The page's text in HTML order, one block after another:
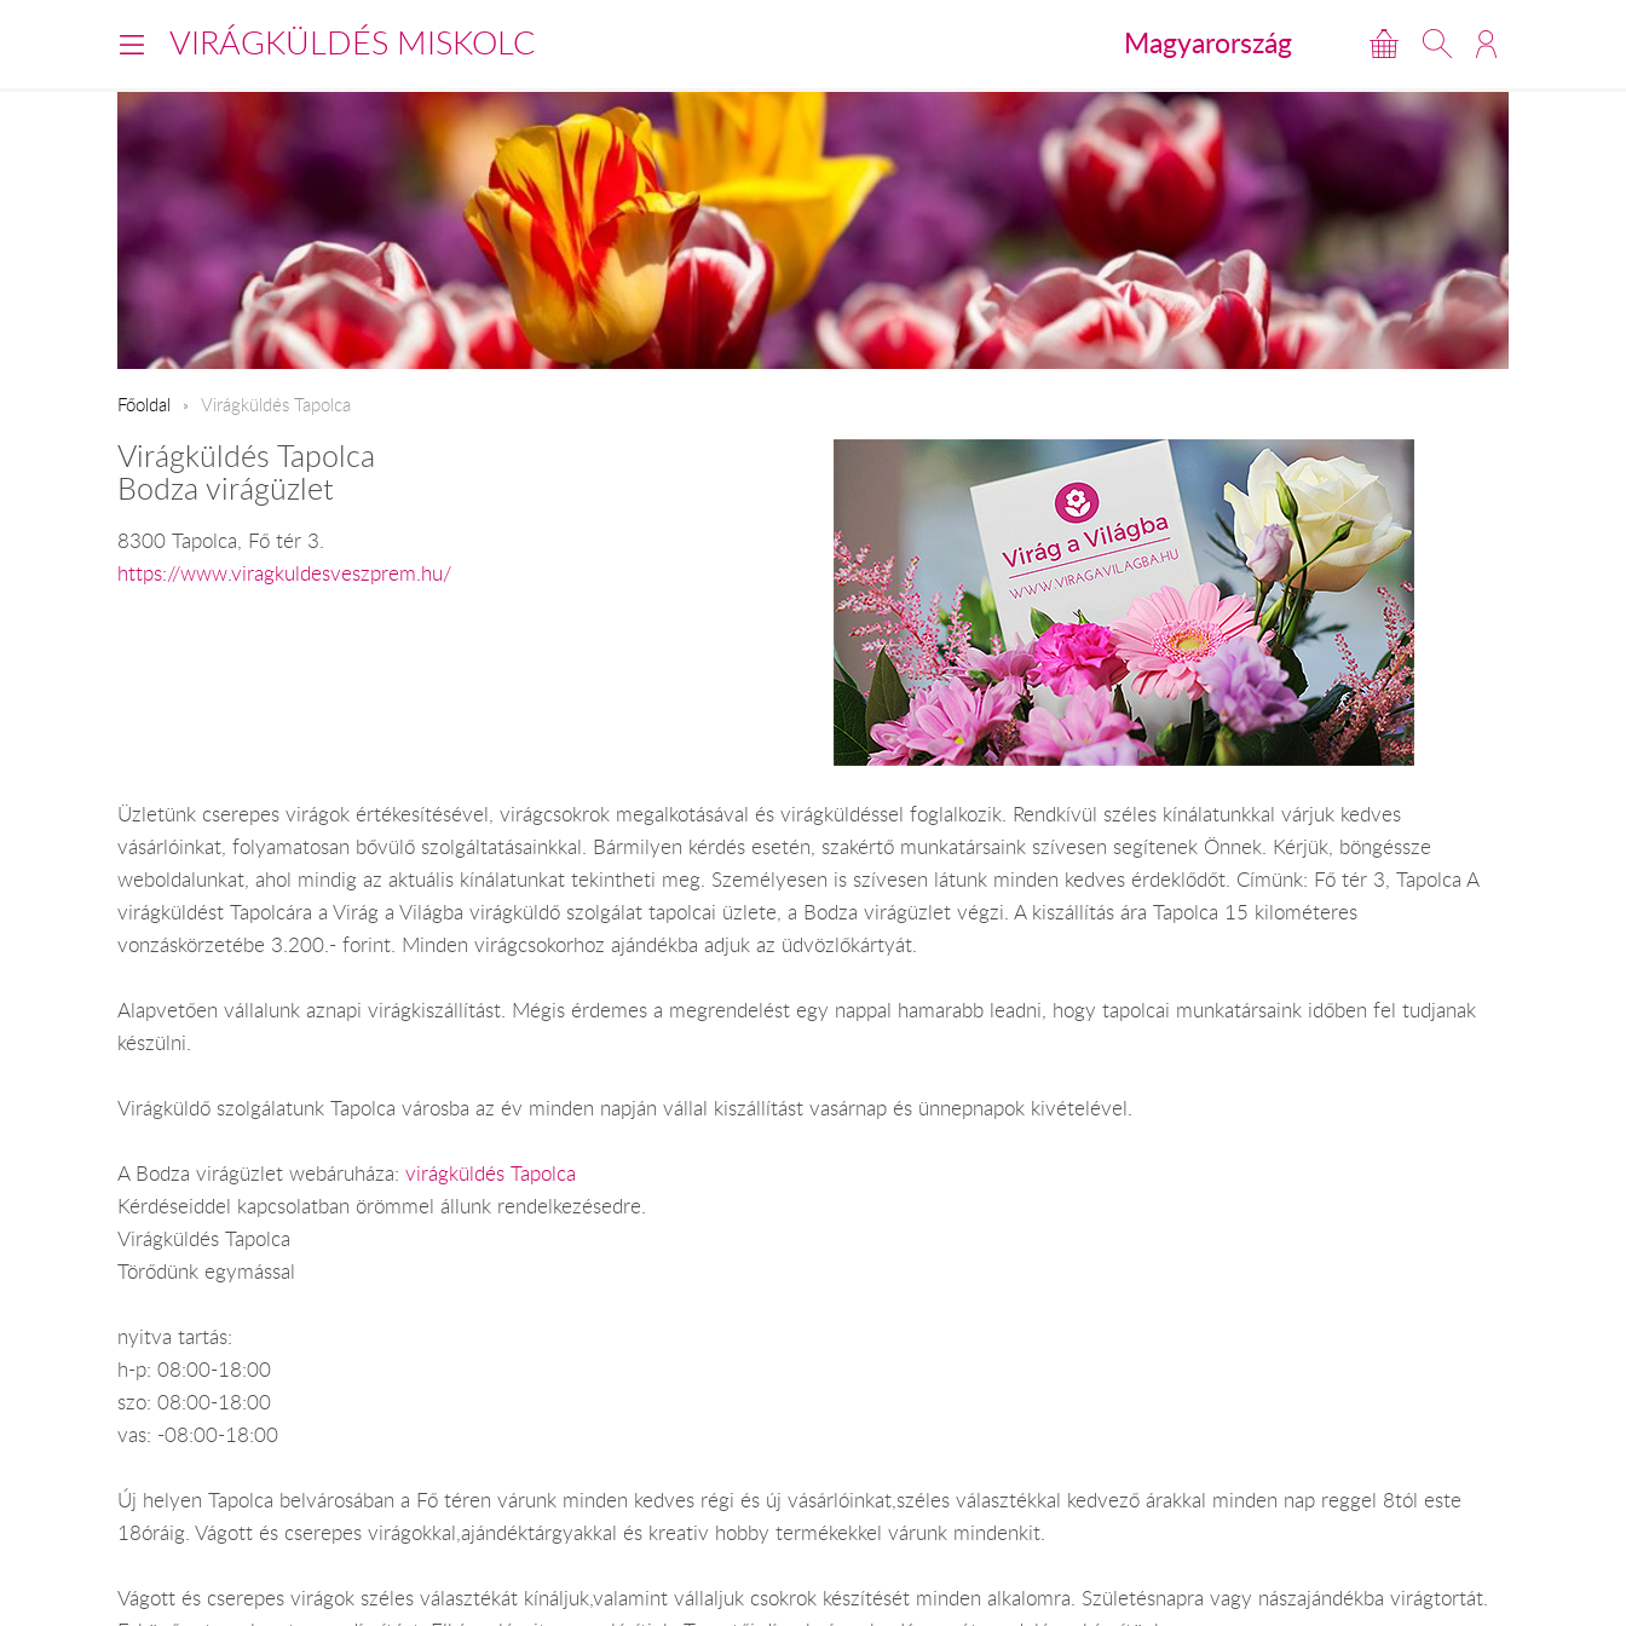
VIRÁGKÜLDÉS MISKOLC Magyarország
Főoldal Virágküldés Tapolca
Virágküldés Tapolca
Bodza virágüzlet
8300 Tapolca, Fő tér 3.
https://www.viragkuldesveszprem.hu/
Üzletünk cserepes virágok értékesítésével, virágcsokrok megalkotásával és virágküldéssel foglalkozik. Rendkívül széles kínálatunkkal várjuk kedves
vásárlóinkat, folyamatosan bővülő szolgáltatásainkkal. Bármilyen kérdés esetén, szakértő munkatársaink szívesen segítenek Önnek. Kérjük, böngéssze
weboldalunkat, ahol mindig az aktuális kínálatunkat tekintheti meg. Személyesen is szívesen látunk minden kedves érdeklődőt. Címünk: Fő tér 3, Tapolca A
virágküldést Tapolcára a Virág a Világba virágküldő szolgálat tapolcai üzlete, a Bodza virágüzlet végzi. A kiszállítás ára Tapolca 15 kilométeres
vonzáskörzetébe 3.200.- forint. Minden virágcsokorhoz ajándékba adjuk az üdvözlőkártyát.
Alapvetően vállalunk aznapi virágkiszállítást. Mégis érdemes a megrendelést egy nappal hamarabb leadni, hogy tapolcai munkatársaink időben fel tudjanak
készülni.
Virágküldő szolgálatunk Tapolca városba az év minden napján vállal kiszállítást vasárnap és ünnepnapok kivételével.
A Bodza virágüzlet webáruháza: virágküldés Tapolca
Kérdéseiddel kapcsolatban örömmel állunk rendelkezésedre.
Virágküldés Tapolca
Törődünk egymással
nyitva tartás:
h-p: 08:00-18:00
szo: 08:00-18:00
vas: -08:00-18:00
Új helyen Tapolca belvárosában a Fő téren várunk minden kedves régi és új vásárlóinkat,széles választékkal kedvező árakkal minden nap reggel 8tól este
18óráig. Vágott és cserepes virágokkal,ajándéktárgyakkal és kreativ hobby termékekkel várunk mindenkit.
Vágott és cserepes virágok széles választékát kínáljuk,valamint vállaljuk csokrok készítését minden alkalomra. Születésnapra vagy nászajándékba virágtortát.